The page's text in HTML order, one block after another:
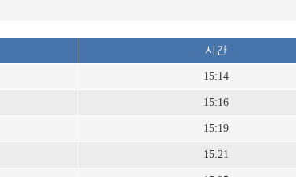
시간
15:14
15:16
15:19
15:21